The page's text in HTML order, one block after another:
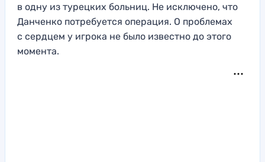
в одну из турецких больниц. Не исключено, что
Данченко потребуется операция. О проблемах
с сердцем у игрока не было известно до этого
момента.